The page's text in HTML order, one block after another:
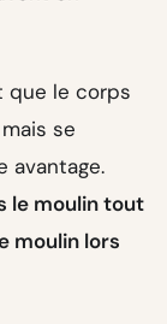
que le corps
se
avantage.
le moulin tout
moulin lors